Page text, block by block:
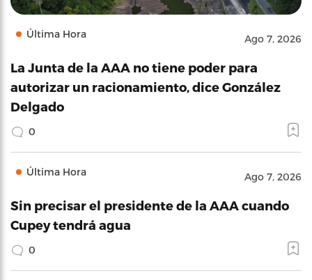
Última Hora Ago 7, 2026
La Junta de la AAA no tiene poder para
autorizar un racionamiento, dice González
Delgado
0
Última Hora Ago 7, 2026
Sin precisar el presidente de la AAA cuando
Cupey tendrá agua
0